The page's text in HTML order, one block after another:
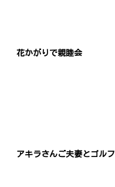
花かがりで親睦会
アキラさんご夫妻とゴルフ